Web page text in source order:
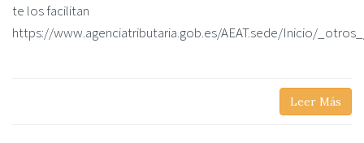
te los facilitan
https://www.agenciatributaria.gob.es/AEAT.sede/Inicio/
Leer Más